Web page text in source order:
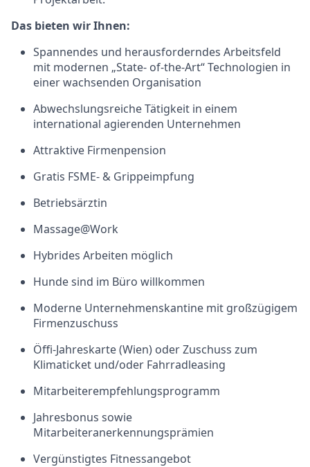
Das bieten wir Ihnen:
Spannendes und herausforderndes Arbeitsfeld
mit modernen „State- of-the-Art“ Technologien in
einer wachsenden Organisation
Abwechslungsreiche Tätigkeit in einem
international agierenden Unternehmen
Attraktive Firmenpension
Gratis FSME- & Grippeimpfung
Betriebsärztin
Massage@Work
Hybrides Arbeiten möglich
Hunde sind im Büro willkommen
Moderne Unternehmenskantine mit großzügigem
Firmenzuschuss
Öffi-Jahreskarte (Wien) oder Zuschuss zum
Klimaticket und/oder Fahrradleasing
Mitarbeiterempfehlungsprogramm
Jahresbonus sowie
Mitarbeiteranerkennungsprämien
Vergünstigtes Fitnessangebot